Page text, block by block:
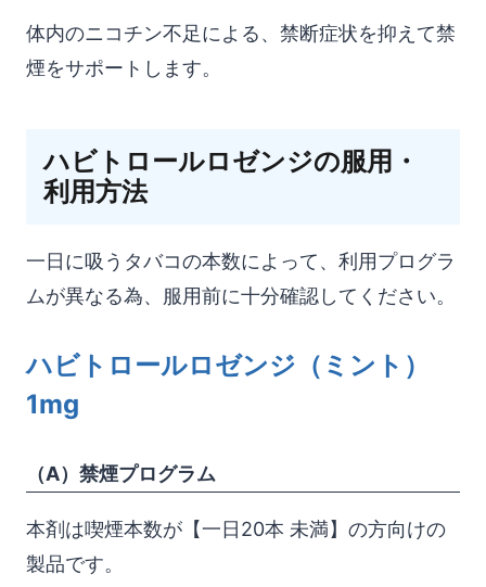
体内のニコチン不足による、禁断症状を抑えて禁
煙をサポートします。
ハビトロールロゼンジの服用・
利用方法
一日に吸うタバコの本数によって、利用プログラ
ムが異なる為、服用前に十分確認してください。
ハビトロールロゼンジ（ミント）
1mg
（A）禁煙プログラム
本剤は喫煙本数が【一日20本 未満】の方向けの
製品です。